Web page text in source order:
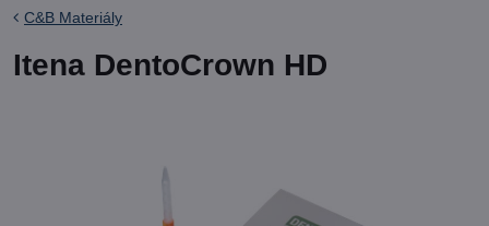
C&B Materiály
Itena DentoCrown HD